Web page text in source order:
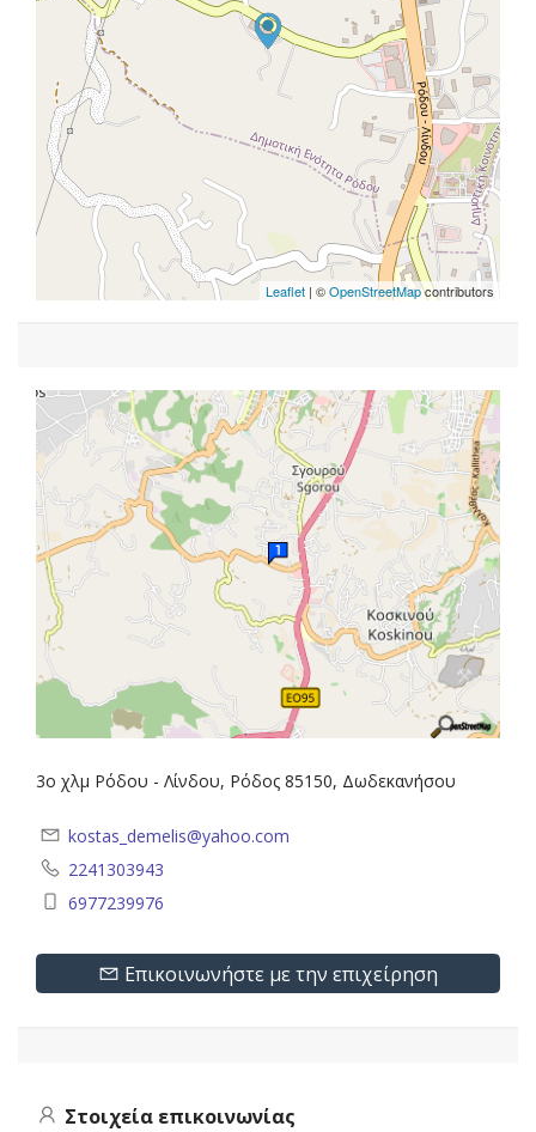
Leaflet | ©OpenStreetMapcontributors
3ο χλμ Ρόδου - Λίνδου, Ρόδος 85150, Δωδεκανήσου
kostas_demelis@yahoo.com
2241303943
6977239976
Επικοινωνήστε με την επιχείρηση
Στοιχεία επικοινωνίας